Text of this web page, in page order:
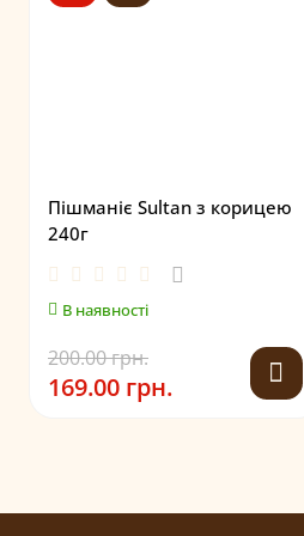
Пішманіє Sultan з корицею
240г
В наявності
200.00 грн.
169.00 грн.